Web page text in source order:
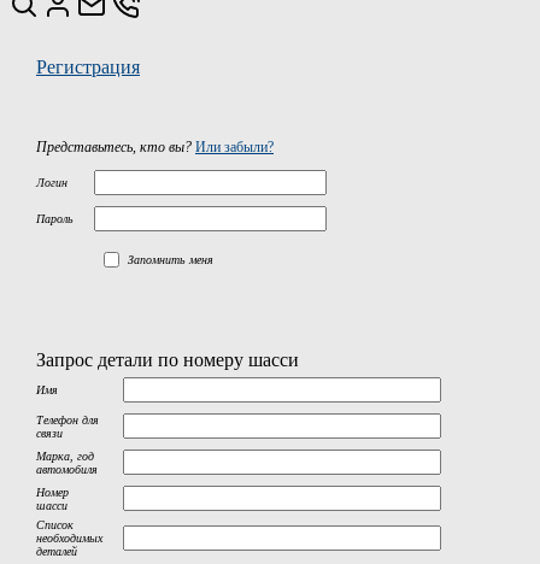
Регистрация
Представьтесь, кто вы? Или забыли?
Логин
Пароль
Запомнить меня
Запрос детали по номеру шасси
Имя
Телефон для
связи
Марка, год
автомобиля
Номер
шасси
Список
необходимых
деталей